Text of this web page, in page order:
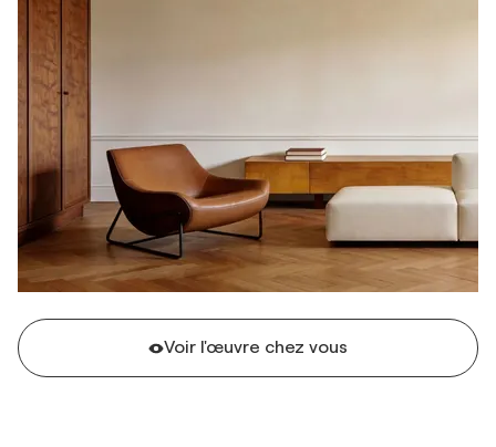
Voir l'œuvre chez vous